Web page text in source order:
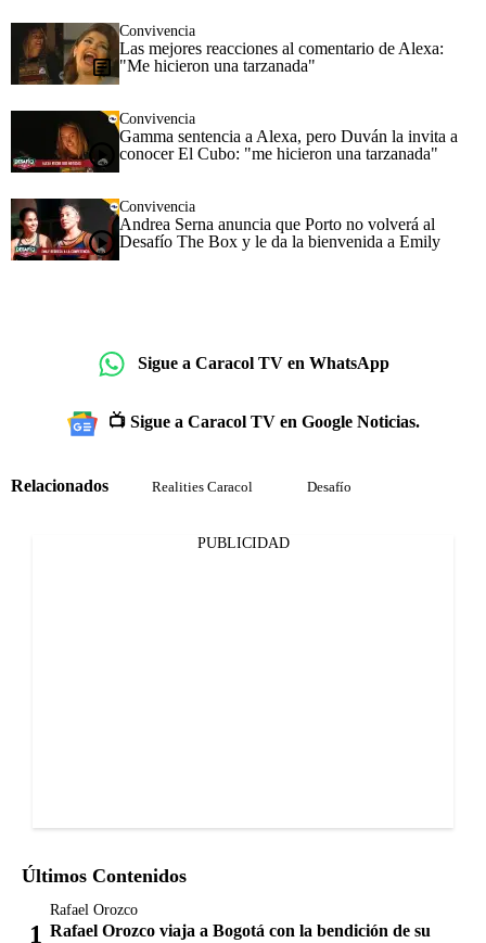
Convivencia
Las mejores reacciones al comentario de Alexa:
"Me hicieron una tarzanada"
Convivencia
Gamma sentencia a Alexa, pero Duván la invita a
conocer El Cubo: "me hicieron una tarzanada"
Convivencia
Andrea Serna anuncia que Porto no volverá al
Desafío The Box y le da la bienvenida a Emily
Sigue a Caracol TV en WhatsApp
📺 Sigue a Caracol TV en Google Noticias.
Relacionados Realities Caracol Desafío
PUBLICIDAD
Últimos Contenidos
Rafael Orozco
Rafael Orozco viaja a Bogotá con la bendición de su